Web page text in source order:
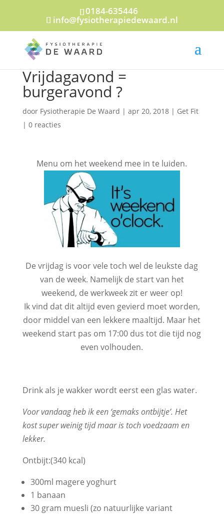
0184-635446
info@fysiotherapiedewaard.nl
Vrijdagavond =
burgeravond ?
door Fysiotherapie De Waard | apr 20, 2018| Get Fit
| 0 reacties
Menu om het weekend mee in te luiden.
De vrijdag is voor vele toch wel de leukste dag
van de week. Namelijk de start van het
weekend, de werkweek zit er weer op!
Ik vind dat dit altijd even gevierd moet worden,
door middel van een lekkere maaltijd. Maar het
weekend start pas om 17:00 dus tot die tijd nog
even volhouden.
Drink als je wakker wordt eerst een glas water.
Voor vandaag heb ik een ‘gemaks ontbijtje’. Het
kost super weinig tijd maar is toch voedzaam en
lekker.
Ontbijt:(340 kcal)
300ml magere yoghurt
1 banaan
30 gram muesli (zo natuurlijke variant